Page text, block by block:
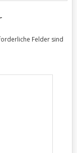
Felder sind